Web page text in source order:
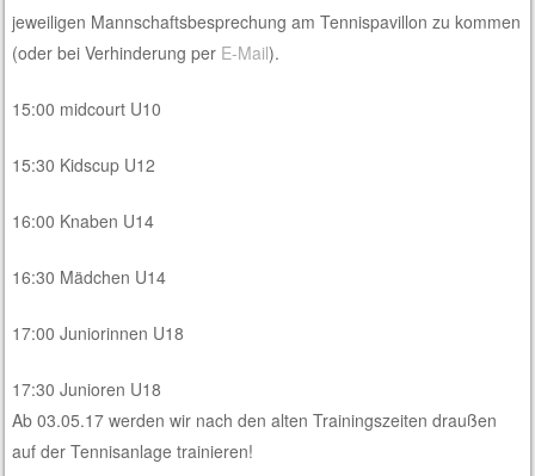
jeweiligen Mannschaftsbesprechung am Tennispavillon zu kommen
(oder bei Verhinderung per E-Mail).
15:00 midcourt U10
15:30 Kidscup U12
16:00 Knaben U14
16:30 Mädchen U14
17:00 Juniorinnen U18
17:30 Junioren U18
Ab 03.05.17 werden wir nach den alten Trainingszeiten draußen
auf der Tennisanlage trainieren!